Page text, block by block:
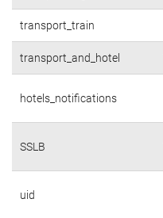
transport_train
transport_and_hotel
hotels_notifications
SSLB
uid